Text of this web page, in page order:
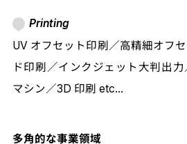
Printing
UV オフセット印刷／高精細オフ
ド印刷／インクジェット大判出
マシン／3D 印刷 etc…
多角的な事業領域